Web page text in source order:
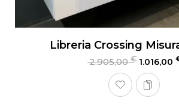
Libreria Crossing
2.905,00€ 1.016,00